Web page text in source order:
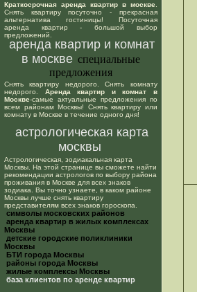
Краткосрочная аренда квартир в москве
Снять квартиру посуточно - прекрасная
альтернатива гостиницы! Посуточная
аренда квартир - большой выбор
предложений.
аренда квартир и комнат
в москве специальные
предложения
Снять квартиру недорого. Снять комнату
недорого. Аренда квартир и комнат в
Москве-самые актуальные предложения по
всем районам Москвы! Снять квартиру или
комнату в Москве в течение одного дня!
астрологическая карта
москвы
Астрологическая, зодиакальная карта
Москвы. На этой странице вы сможете найти
рекомендации астрологов по выбору района
проживания в Москве для всех знаков
зодиака. Вы точно узнаете, в каком районе
Москвы лучше снять квартиру
представителям всех знаков гороскопа.
cимволы московских районов
аренда квартир в жилых комплексах
Москвы
детские городские поликлиники
Москвы
БТИ города Москвы
районы города Москвы
жилые комплексы Москвы
база клиентов по аренде квартир